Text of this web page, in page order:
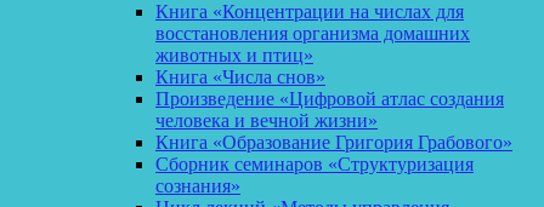
Книга «Концентрации на числах для
восстановления организма домашних
животных и птиц»
Книга «Числа снов»
Произведение «Цифровой атлас создания
человека и вечной жизни»
Книга «Образование Григория Грабового»
Сборник семинаров «Структуризация
сознания»